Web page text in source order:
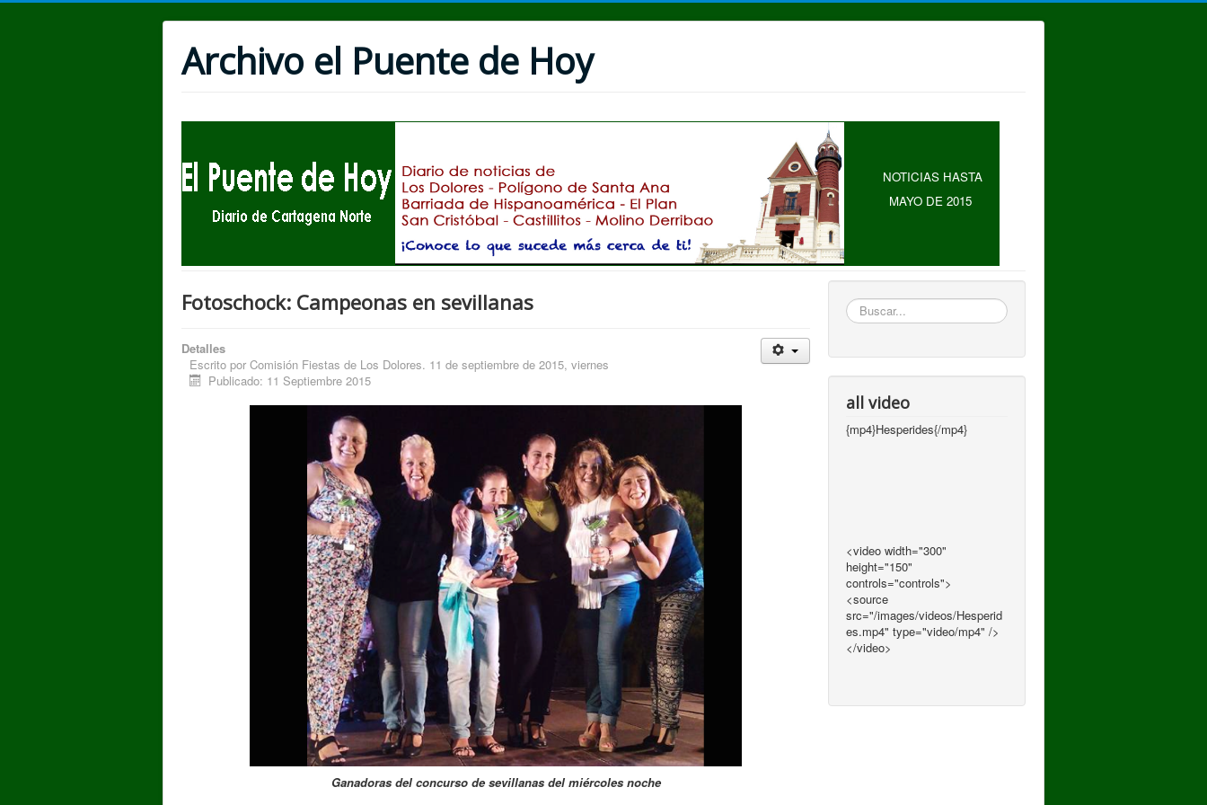
Archivo el Puente de Hoy
NOTICIAS HASTA
MAYO DE 2015
Fotoschock: Campeonas en sevillanas
Detalles
Escrito por Comisión Fiestas de Los Dolores. 11 de septiembre de 2015, viernes
Publicado: 11 Septiembre 2015
Ganadoras del concurso de sevillanas del miércoles noche
Buscar
all video
{mp4}Hesperides{/mp4}
<video width="300"
height="150"
controls="controls">
<source
src="/images/videos/Hesperid
es.mp4" type="video/mp4" />
</video>